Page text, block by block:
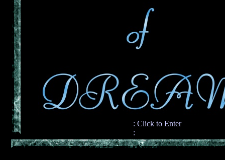
: Click to Enter
: